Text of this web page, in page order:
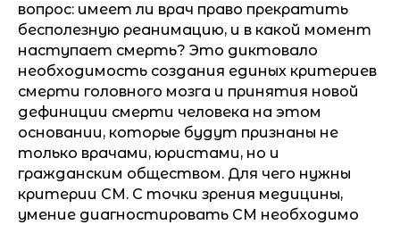
вопрос: имеет ли врач право прекратить
бесполезную реанимацию, и в какой момент
наступает смерть? Это диктовало
необходимость создания единых критериев
смерти головного мозга и принятия новой
дефиниции смерти человека на этом
основании, которые будут признаны не
только врачами, юристами, но и
гражданским обществом. Для чего нужны
критерии СМ. С точки зрения медицины,
умение диагностировать СМ необходимо